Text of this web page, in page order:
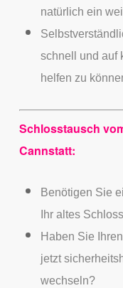
natürlich ein
schnell und auf
helfen zu
Schlosstausch
Cannstatt:
Benötigen Sie
Ihr altes
Haben Sie
jetzt
wechseln?